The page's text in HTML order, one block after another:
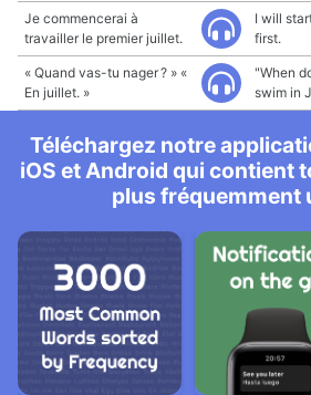
Je commencerai à
travailler le premier juillet.
I will
first.
« Quand vas-tu nager ? » «
En juillet. »
"When
swim in
Téléchargez notre
iOS et Android qui contient
plus fréquemment